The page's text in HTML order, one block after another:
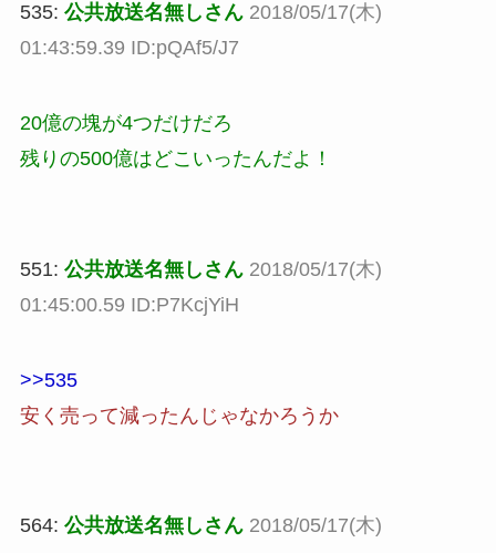
535: 公共放送名無しさん 2018/05/17(木)
01:43:59.39 ID:pQAf5/J7
20億の塊が4つだけだろ
残りの500億はどこいったんだよ！
551: 公共放送名無しさん 2018/05/17(木)
01:45:00.59 ID:P7KcjYiH
>>535
安く売って減ったんじゃなかろうか
564: 公共放送名無しさん 2018/05/17(木)